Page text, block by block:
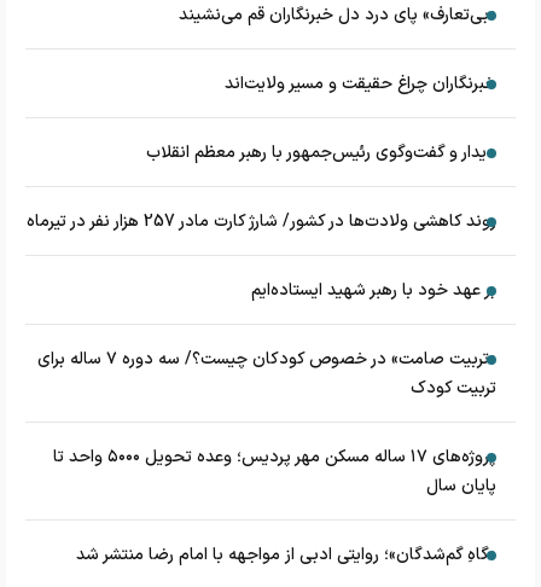
«بی‌تعارف» پای درد دل خبرنگاران قم می‌نشیند
خبرنگاران چراغ حقیقت و مسیر ولایت‌اند
دیدار و گفت‌وگوی رئیس‌جمهور با رهبر معظم انقلاب
روند کاهشی ولادت‌ها در کشور/ شارژ کارت مادر 257 هزار نفر در تیرماه
بر عهد خود با رهبر شهید ایستاده‌ایم
«تربیت صامت» در خصوص کودکان چیست؟/ سه دوره ۷ ساله برای
تربیت کودک
پروژه‌های ۱۷ ساله مسکن مهر پردیس؛ وعده تحویل ۵۰۰۰ واحد تا
پایان سال
«گاهِ گم‌شدگان»؛ روایتی ادبی از مواجهه با امام رضا منتشر شد